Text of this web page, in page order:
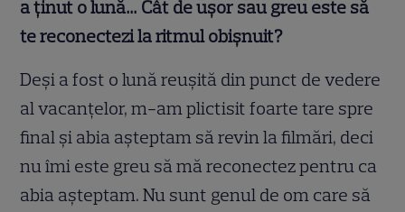
a ținut o lună… Cât de ușor sau greu este să
te reconectezi la ritmul obișnuit?
Deși a fost o lună reușită din punct de vedere
al vacanțelor, m-am plictisit foarte tare spre
final și abia așteptam să revin la filmări, deci
nu îmi este greu să mă reconectez pentru ca
abia așteptam. Nu sunt genul de om care să